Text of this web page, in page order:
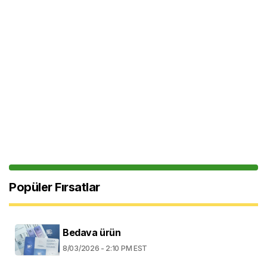
Popüler Fırsatlar
Bedava ürün
8/03/2026 - 2:10 PM EST